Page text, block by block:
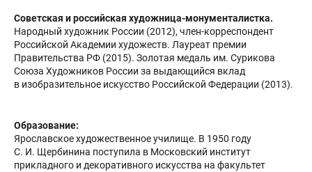
Советская и российская художница-монументалистка.
Народный художник России (2012), член-корреспондент
Российской Академии художеств. Лауреат премии
Правительства РФ (2015). Золотая медаль им. Сурикова
Союза Художников России за выдающийся вклад
в изобразительное искусство Российской Федерации (2013).
Образование:
Ярославское художественное училище. В 1950 году
С. И. Щербинина поступила в Московский институт
прикладного и декоративного искусства на факультет